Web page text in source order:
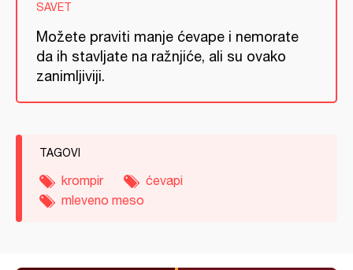
SAVET
Možete praviti manje ćevape i nemorate
da ih stavljate na ražnjiće, ali su ovako
zanimljiviji.
TAGOVI
krompir
ćevapi
mleveno meso